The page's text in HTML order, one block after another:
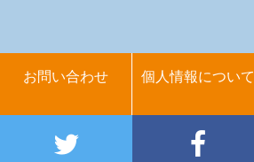
お問い合わせ 個人情報について